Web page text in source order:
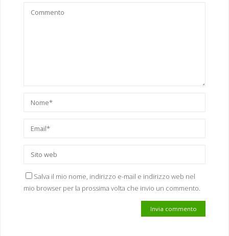
Salva il mio nome, indirizzo e-mail e indirizzo web nel
mio browser per la prossima volta che invio un commento.